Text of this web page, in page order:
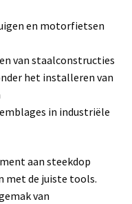
en motorfietsen
van staalconstructies
het installeren van
in industriële
aan steekdop
met de juiste tools.
van